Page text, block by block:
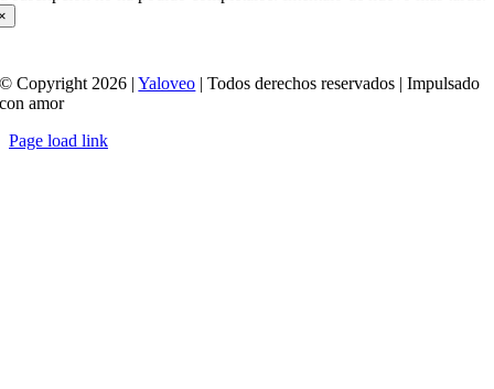
© Copyright 2026 |Yaloveo | Todos derechos reservados | Impulsado
con amor
Page load link